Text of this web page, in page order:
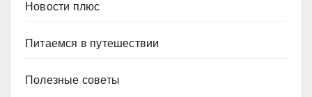
Новости плюс
Питаемся в путешествии
Полезные советы